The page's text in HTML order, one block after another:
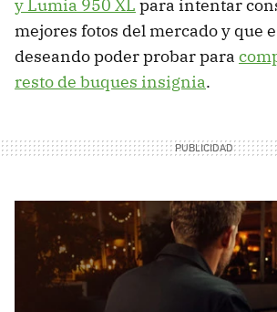
y Lumia 950 XL para intentar
mejores fotos del mercado y que
deseando poder probar para
resto de buques insignia.